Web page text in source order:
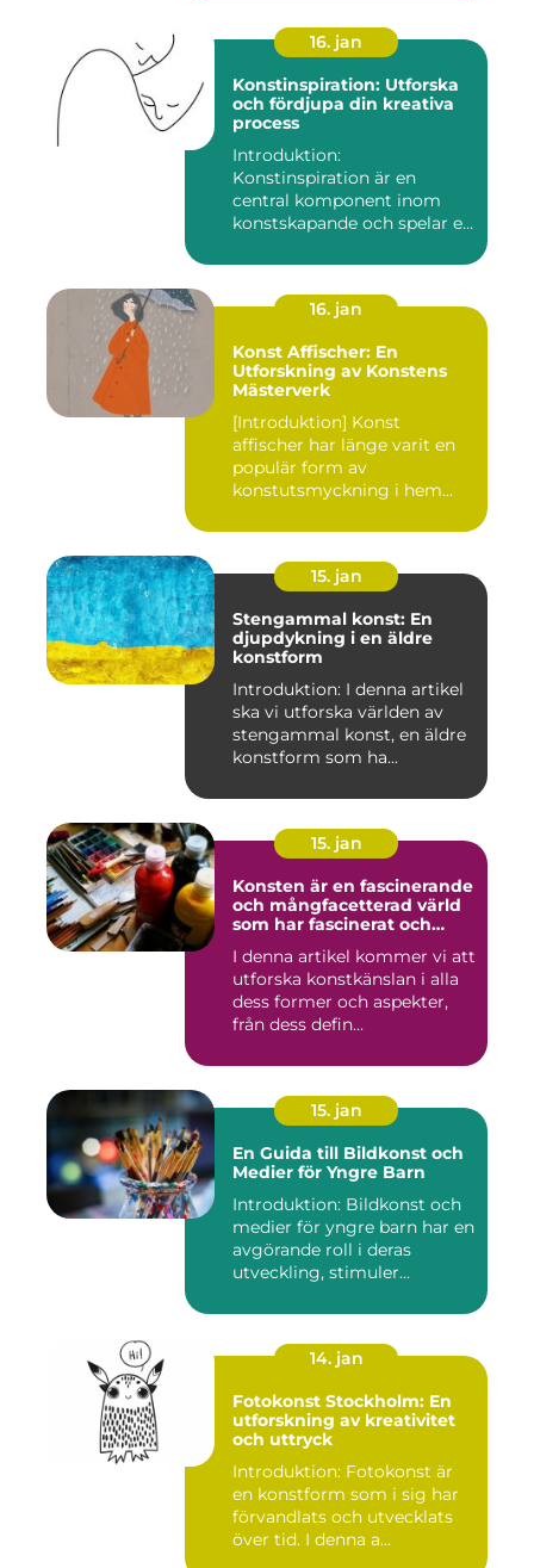
16. jan
Konstinspiration: Utforska
och fördjupa din kreativa
process
Introduktion:
Konstinspiration är en
central komponent inom
konstskapande och spelar en
16. jan
Konst Affischer: En
Utforskning av Konstens
Mästerverk
[Introduktion] Konst
affischer har länge varit en
populär form av
konstutsmyckning i hem
15. jan
Stengammal konst: En
djupdykning i en äldre
konstform
Introduktion: I denna artikel
ska vi utforska världen av
stengammal konst, en äldre
konstform som ha...
15. jan
Konsten är en fascinerande
och mångfacetterad värld
som har fascinerat och
århundraden
I denna artikel kommer vi att
utforska konstkänslan i alla
dess former och aspekter,
från dess defin...
15. jan
En Guida till Bildkonst och
Medier för Yngre Barn
Introduktion: Bildkonst och
medier för yngre barn har en
avgörande roll i deras
utveckling, stimuler...
14. jan
Fotokonst Stockholm: En
utforskning av kreativitet
och uttryck
Introduktion: Fotokonst är
en konstform som i sig har
förvandlats och utvecklats
över tid. I denna a...